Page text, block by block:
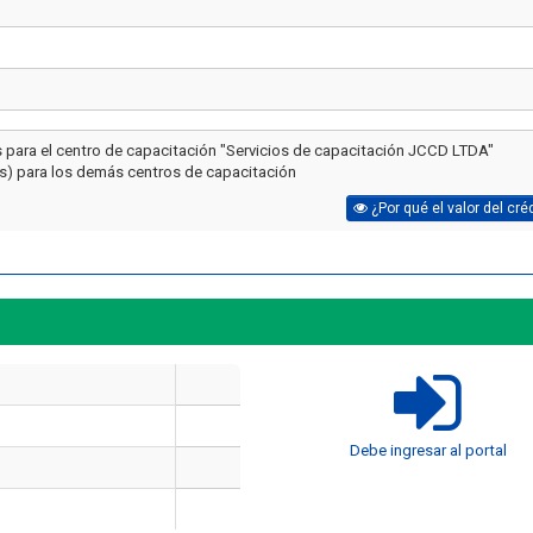
para el centro de capacitación "Servicios de capacitación JCCD LTDA"
para los demás centros de capacitación
¿Por qué el valor del
Debe ingresar al portal
y manejo de extintores en
Cómo Ser